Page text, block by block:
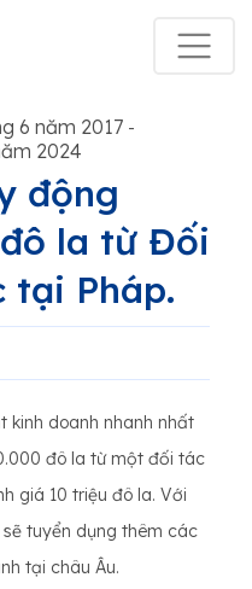
6 năm 2017 -
2024
động
la từ Đối
tại Pháp.
kinh doanh nhanh nhất
đô la từ một đối tác
giá 10 triệu đô la. Với
tuyển dụng thêm các
tại châu Âu.